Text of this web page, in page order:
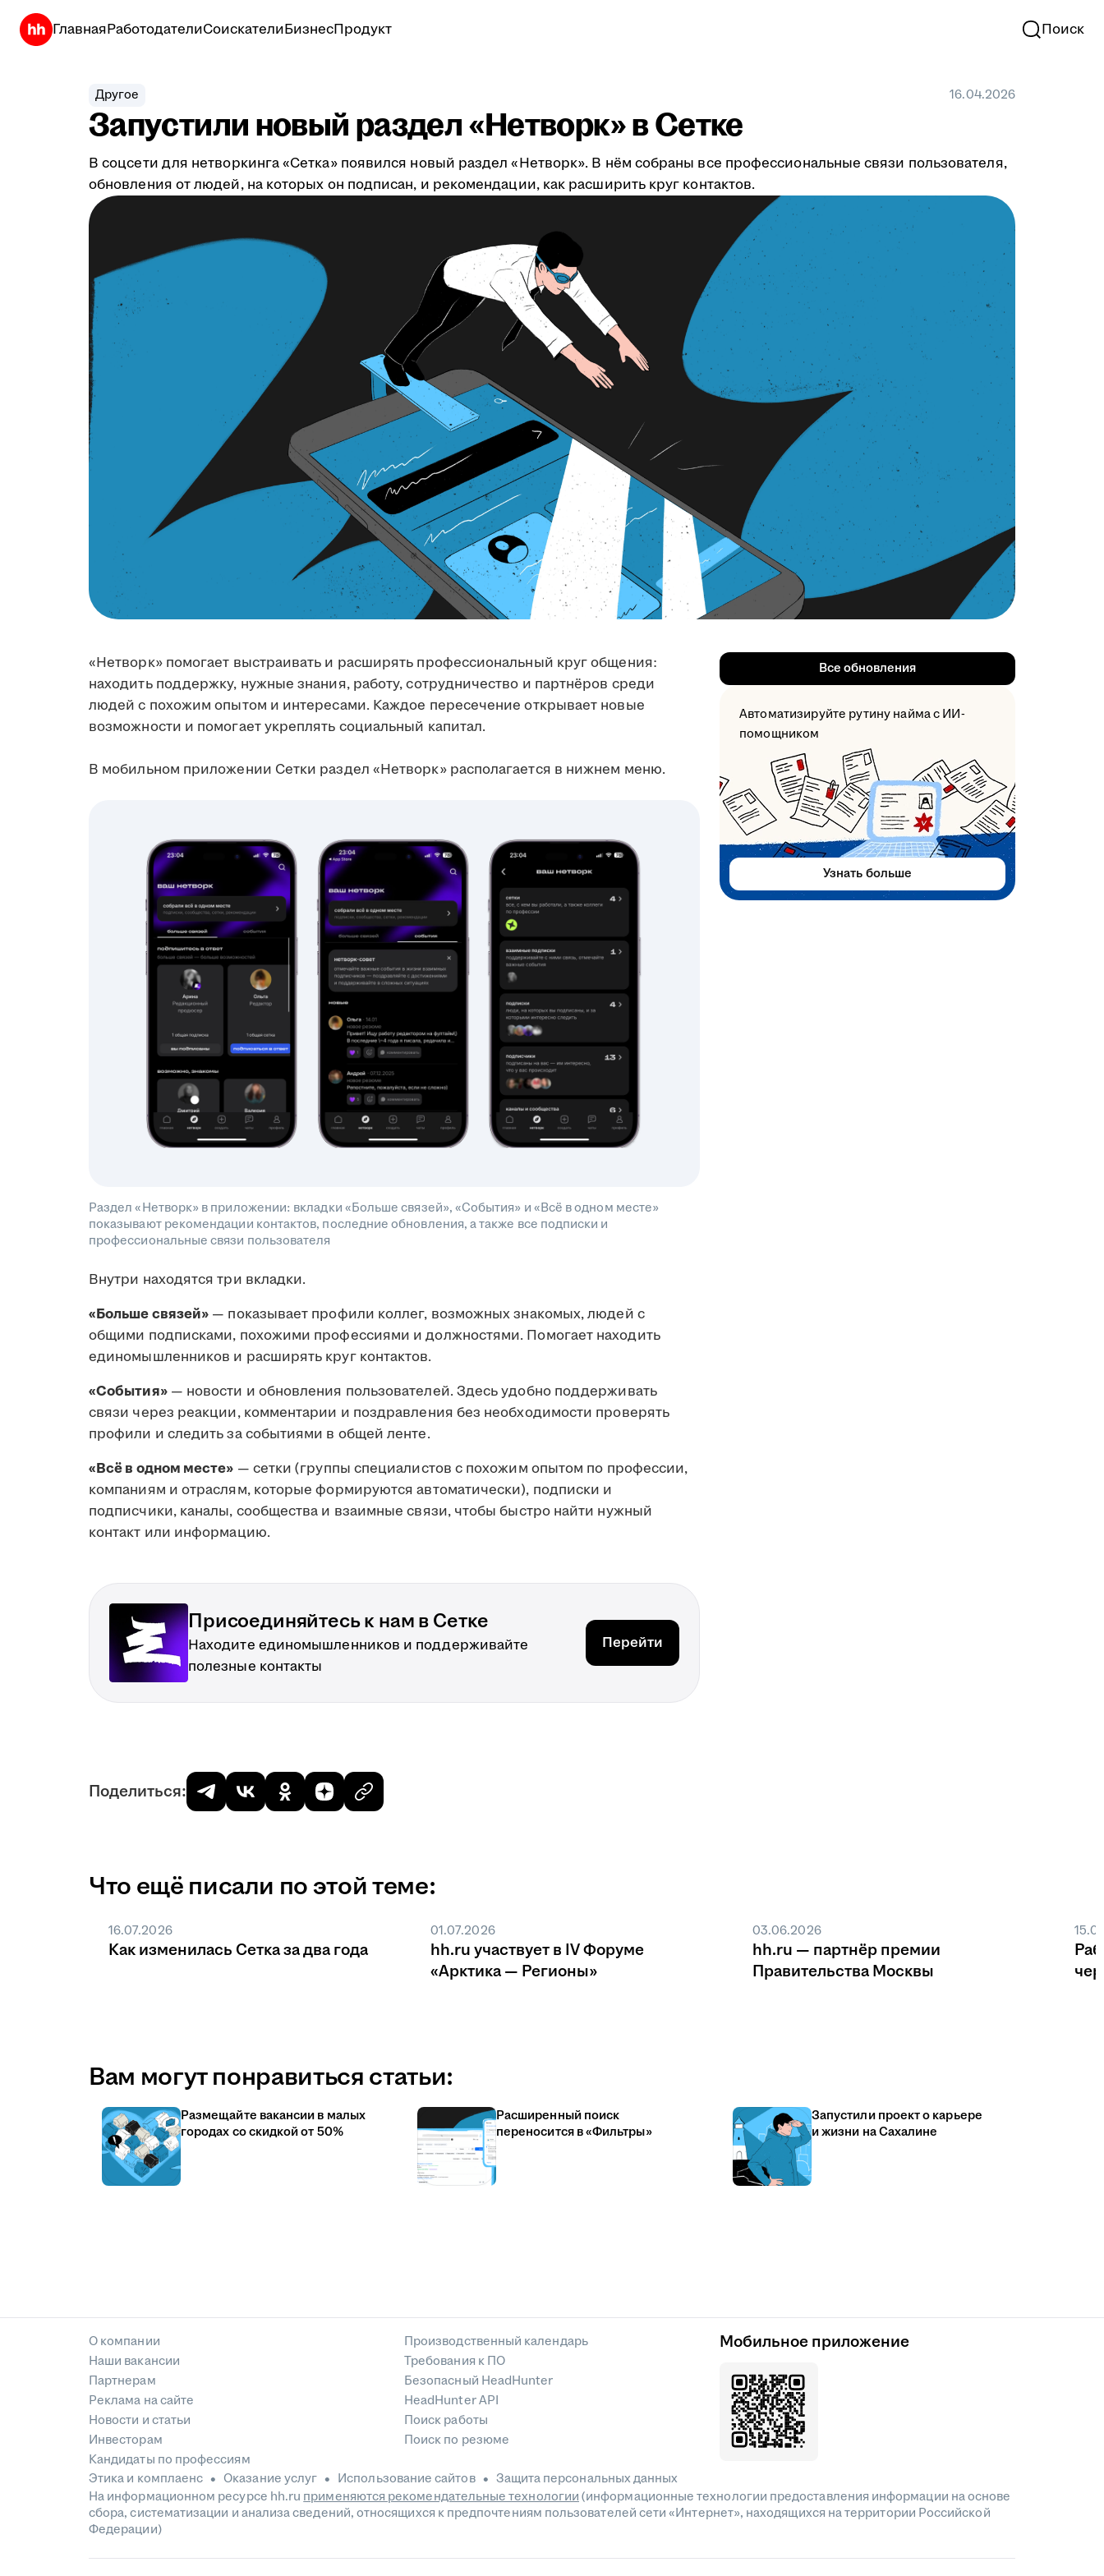
ГлавнаяРаботодателиСоискателиБизнесПродукт Поиск
Другое 16.04.2026
Запустили новый раздел «Нетворк» в Сетке
В соцсети для нетворкинга «Сетка» появился новый раздел «Нетворк». В нём собраны все профессиональные связи пользователя,
обновления от людей, на которых он подписан, и рекомендации, как расширить круг контактов.
«Нетворк» помогает выстраивать и расширять профессиональный круг общения:
находить поддержку, нужные знания, работу, сотрудничество и партнёров среди
людей с похожим опытом и интересами. Каждое пересечение открывает новые
возможности и помогает укреплять социальный капитал.
В мобильном приложении Сетки раздел «Нетворк» располагается в нижнем меню.
Раздел «Нетворк» в приложении: вкладки «Больше связей», «События» и «Всё в одном месте»
показывают рекомендации контактов, последние обновления, а также все подписки и
профессиональные связи пользователя
Внутри находятся три вкладки.
«Больше связей» — показывает профили коллег, возможных знакомых, людей с
общими подписками, похожими профессиями и должностями. Помогает находить
единомышленников и расширять круг контактов.
«События»— новости и обновления пользователей. Здесь удобно поддерживать
связи через реакции, комментарии и поздравления без необходимости проверять
профили и следить за событиями в общей ленте.
«Всё в одном месте» — сетки (группы специалистов с похожим опытом по профессии,
компаниям и отраслям, которые формируются автоматически), подписки и
подписчики, каналы, сообщества и взаимные связи, чтобы быстро найти нужный
контакт или информацию.
Присоединяйтесь к нам в Сетке
Находите единомышленников и поддерживайте
полезные контакты
Перейти
Все обновления
Автоматизируйте рутину найма с ИИ-
помощником
Узнать больше
Поделиться:
Что ещё писали по этой теме:
16.07.2026
Как изменилась Сетка за два года
01.07.2026
hh.ru участвует в IV Форуме
«Арктика — Регионы»
03.06.2026
hh.ru — партнёр премии
Правительства Москвы
Вам могут понравиться статьи:
Размещайте вакансии в малых
городах со скидкой от 50%
Расширенный поиск
переносится в «Фильтры»
Запустили проект о карьере
и жизни на Сахалине
О компании
Наши вакансии
Партнерам
Реклама на сайте
Новости и статьи
Инвесторам
Кандидаты по профессиям
Производственный календарь
Требования к ПО
Безопасный HeadHunter
HeadHunter API
Поиск работы
Поиск по резюме
Мобильное приложение
Этика и комплаенс Оказание услуг Использование сайтов
Защита персональных данных
На информационном ресурсе hh.ru применяются рекомендательные технологии(информационные технологии предоставления информации на основе
сбора, систематизации и анализа сведений, относящихся к предпочтениям пользователей сети «Интернет», находящихся на территории Российской
Федерации)